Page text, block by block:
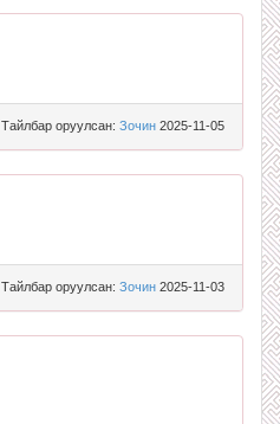
Тайлбар оруулсан: Зочин 2025-11-05
Тайлбар оруулсан: Зочин 2025-11-03